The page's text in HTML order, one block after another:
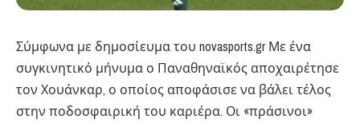
Σύμφωνα με δημοσίευμα του novasports.gr Με ένα
συγκινητικό μήνυμα ο Παναθηναϊκός αποχαιρέτησε
τον Χουάνκαρ, ο οποίος αποφάσισε να βάλει τέλος
στην ποδοσφαιρική του καριέρα. Οι «πράσινοι»